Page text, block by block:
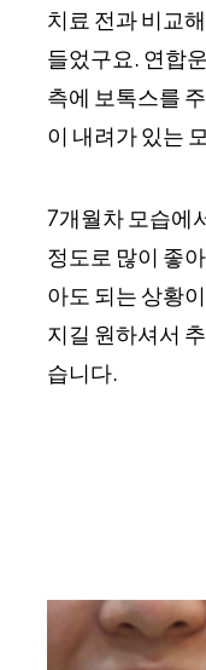
치료 전과 비교
들었구요. 연합
측에 보톡스를
이 내려가 있는
7개월차 모습에
정도로 많이 좋
아도 되는 상황
지길 원하셔서
습니다.